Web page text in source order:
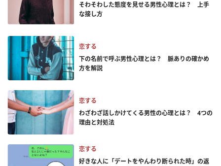
そわそわした態度を見せる男性心理とは？ 上手
な接し方
恋する
下の名前で呼ぶ男性心理とは？ 脈ありの確かめ
方を解説
恋する
わざわざ話しかけてくる男性の心理とは？ 4つの
理由と対処法
恋する
好きな人に「デートをやんわり断られた時」の返